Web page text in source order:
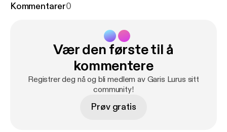
Kommentarer0
Vær den første til å
kommentere
Registrer deg nå og bli medlem av Garis Lurus sitt
community!
Prøv gratis